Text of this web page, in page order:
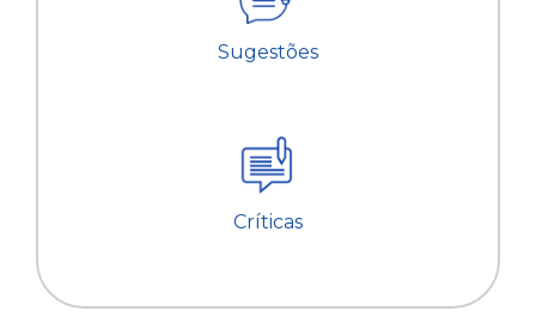
Sugestões
Críticas